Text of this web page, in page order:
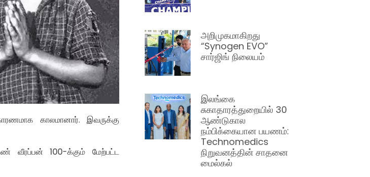
காலமானார். இவருக்கு
வீரப்பன் 100-க்கும் மேற்பட்ட
அறிமுகமாகிறது
“Synogen EVO”
சார்ஜிங் நிலையம்
இலங்கை
சுகாதாரத்துறையில் 30
ஆண்டுகால
நம்பிக்கையான பயணம்:
Technomedics
நிறுவனத்தின் சாதனை
மைல்கல்